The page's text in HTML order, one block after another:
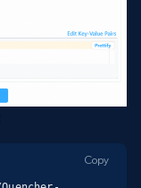
Copy